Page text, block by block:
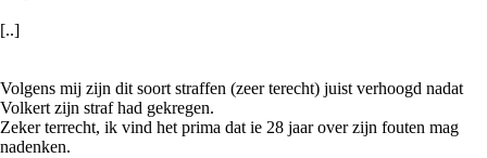
[..]
Volgens mij zijn dit soort straffen (zeer terecht) juist verhoogd nadat
Volkert zijn straf had gekregen.
Zeker terrecht, ik vind het prima dat ie 28 jaar over zijn fouten mag
nadenken.